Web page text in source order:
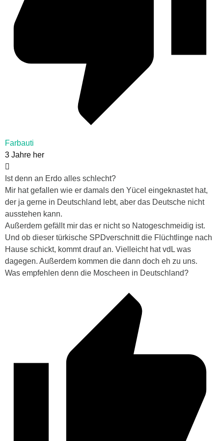
Farbauti
3 Jahre her
Ist denn an Erdo alles schlecht?
Mir hat gefallen wie er damals den Yücel eingeknastet hat,
der ja gerne in Deutschland lebt, aber das Deutsche nicht
ausstehen kann.
Außerdem gefällt mir das er nicht so Natogeschmeidig ist.
Und ob dieser türkische SPDverschnitt die Flüchtlinge nach
Hause schickt, kommt drauf an. Vielleicht hat vdL was
dagegen. Außerdem kommen die dann doch eh zu uns.
Was empfehlen denn die Moscheen in Deutschland?